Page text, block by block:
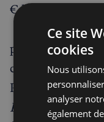
€ le kg (canard
pour le dessert-
chocolat surgelée
Pudding chez
Picard
) ; £ 20.95
Ce site
cookies
Nous
analyser
également